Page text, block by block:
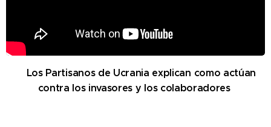
Los Partisanos de Ucrania explican como actúan
contra los invasores y los colaboradores